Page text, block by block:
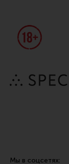
Мы в соцсетях: